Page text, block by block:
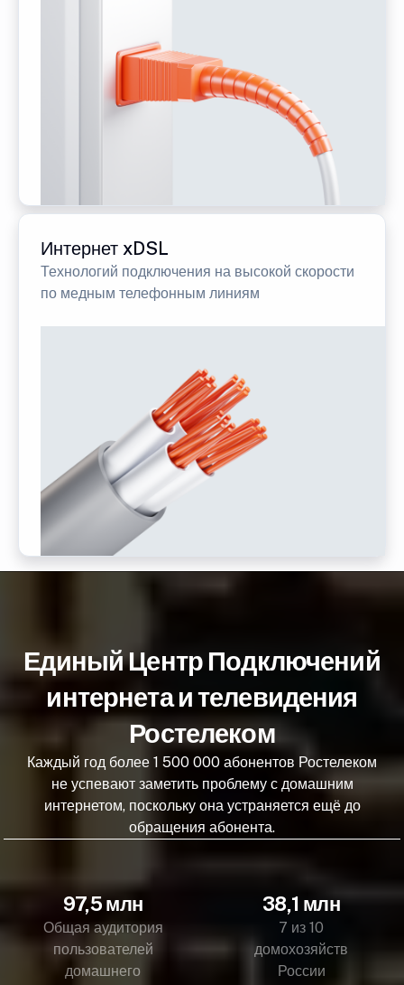
Интернет xDSL
Технологий подключения на высокой скорости
по медным телефонным линиям
Единый Центр Подключений
интернета и телевидения
Ростелеком
Каждый год более 1 500 000 абонентов Ростелеком
не успевают заметить проблему с домашним
интернетом, поскольку она устраняется ещё до
обращения абонента.
97,5 млн
Общая аудитория
пользователей
домашнего
38,1 млн
7 из 10
домохозяйств
России